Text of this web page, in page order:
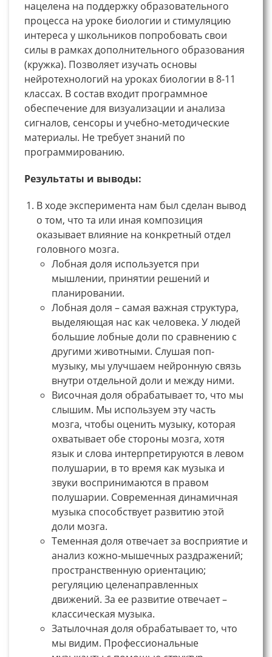
нацелена на поддержку образовательного
процесса на уроке биологии и стимуляцию
интереса у школьников попробовать свои
силы в рамках дополнительного образования
(кружка). Позволяет изучать основы
нейротехнологий на уроках биологии в 8-11
классах. В состав входит программное
обеспечение для визуализации и анализа
сигналов, сенсоры и учебно-методические
материалы. Не требует знаний по
программированию.
Результаты и выводы:
В ходе эксперимента нам был сделан вывод
о том, что та или иная композиция
оказывает влияние на конкретный отдел
головного мозга.
Лобная доля используется при
мышлении, принятии решений и
планировании.
Лобная доля – самая важная структура,
выделяющая нас как человека. У людей
большие лобные доли по сравнению с
другими животными. Слушая поп-
музыку, мы улучшаем нейронную связь
внутри отдельной доли и между ними.
Височная доля обрабатывает то, что мы
слышим. Мы используем эту часть
мозга, чтобы оценить музыку, которая
охватывает обе стороны мозга, хотя
язык и слова интерпретируются в левом
полушарии, в то время как музыка и
звуки воспринимаются в правом
полушарии. Современная динамичная
музыка способствует развитию этой
доли мозга.
Теменная доля отвечает за восприятие и
анализ кожно-мышечных раздражений;
пространственную ориентацию;
регуляцию целенаправленных
движений. За ее развитие отвечает –
классическая музыка.
Затылочная доля обрабатывает то, что
мы видим. Профессиональные